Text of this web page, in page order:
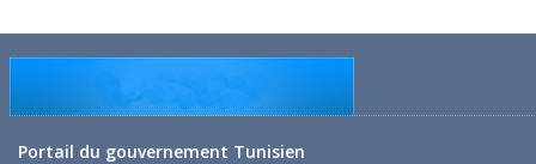
Portail du gouvernement Tunisien